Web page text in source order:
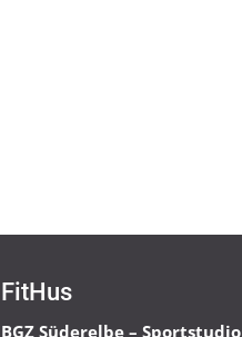
FitHus
BGZ Süderelbe – Sportstudio